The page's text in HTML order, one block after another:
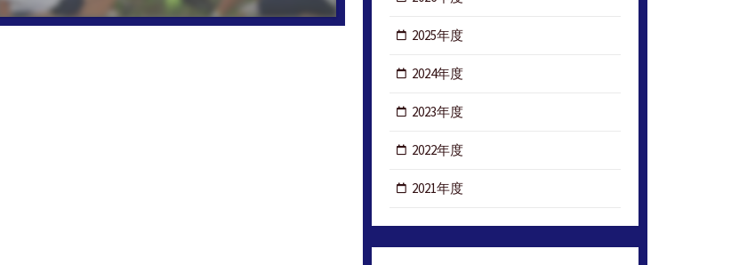
2025年度
2024年度
2023年度
2022年度
2021年度